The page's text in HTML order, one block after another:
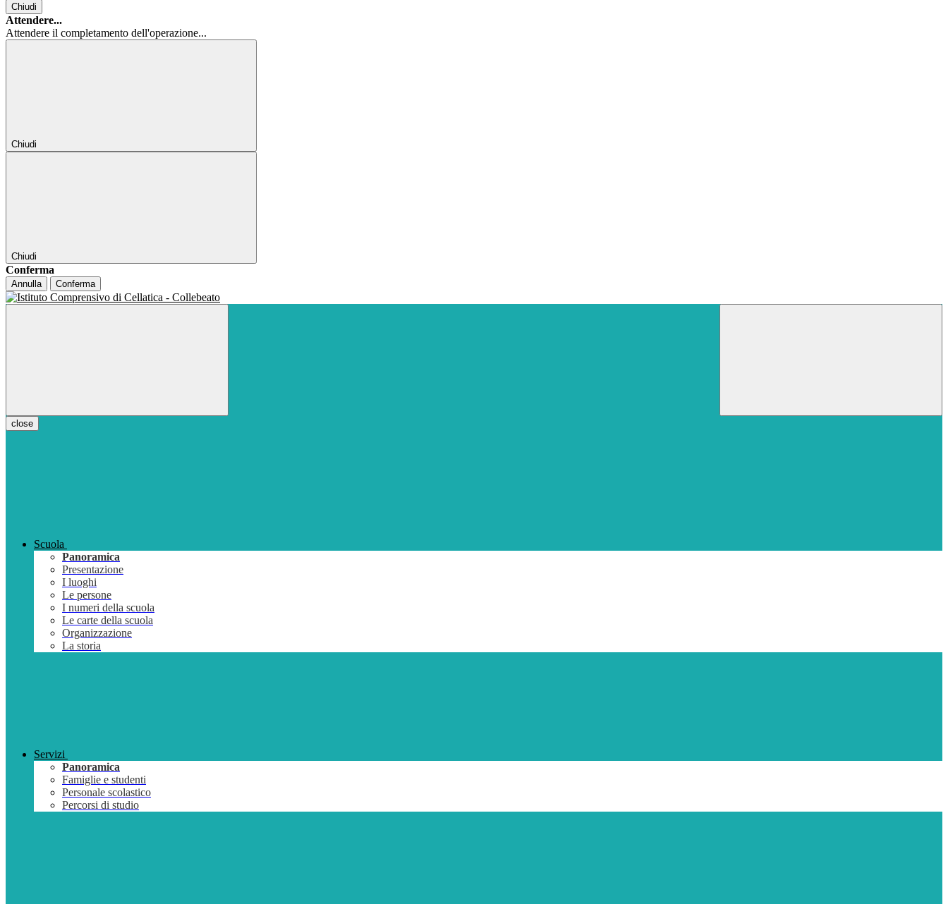
Chiudi
Attendere...
Attendere il completamento dell'operazione...
Chiudi
Chiudi
Conferma
Annulla Conferma
close
Scuola
Panoramica
Presentazione
I luoghi
Le persone
I numeri della scuola
Le carte della scuola
Organizzazione
La storia
Servizi
Panoramica
Famiglie e studenti
Personale scolastico
Percorsi di studio